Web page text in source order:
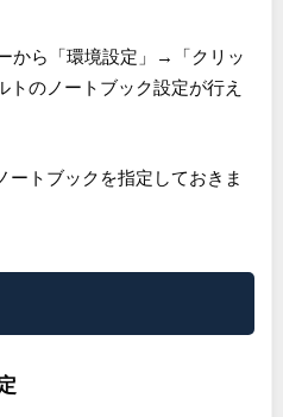
から「環境設定」→「クリッ
のノートブック設定が行え
ートブックを指定しておきま